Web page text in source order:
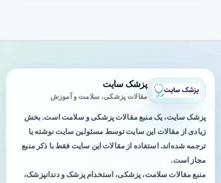
پزشک سایت
مقالات پزشکی، سلامت و آموزش
پزشک سایت، یک منبع مقالات پزشکی و سلامت است. بخش
زیادی از مقالات این سایت توسط مسئولین سایت نوشته یا
ترجمه شده‌اند. استفاده از مقالات این سایت فقط با ذکر منبع
مجاز است.
منبع مقالات سلامت، پزشکی، استخدام پزشک و دندانپزشک،